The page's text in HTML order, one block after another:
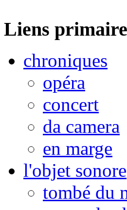
Liens
chroniques
opéra
concert
da camera
en marge
l'objet sonore
tombé du